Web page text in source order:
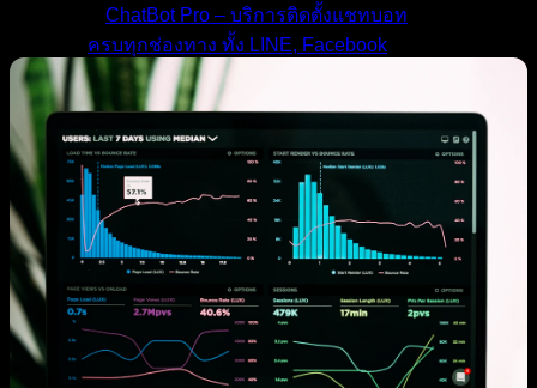
ChatBot Pro – บริการติดตั้งแชทบอท
ครบทุกช่องทาง ทั้ง LINE, Facebook
และเว็บไซต์
รับทำเว็บไซต์บริษัท ขายสินค้าได้
รองรับ SEO พร้อมดูแลหลังการขาย
รับทำโฆษณาออนไลน์ TikTok
Facebook Google Ads ครบจบในที่
เดียว
Digital Marketing Advisor Pro – ที่
ปรึกษาการตลาดออนไลน์แบบมือ
อาชีพ
วางแผนเกษียณและการลงทุนเพื่อ
มนุษย์เงินเดือนโดยผู้เชี่ยวชาญ